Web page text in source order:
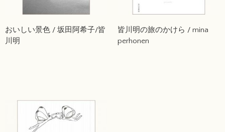
おいしい景色 / 坂田阿希子/皆
川明
皆川明の旅のかけら / mina
perhonen